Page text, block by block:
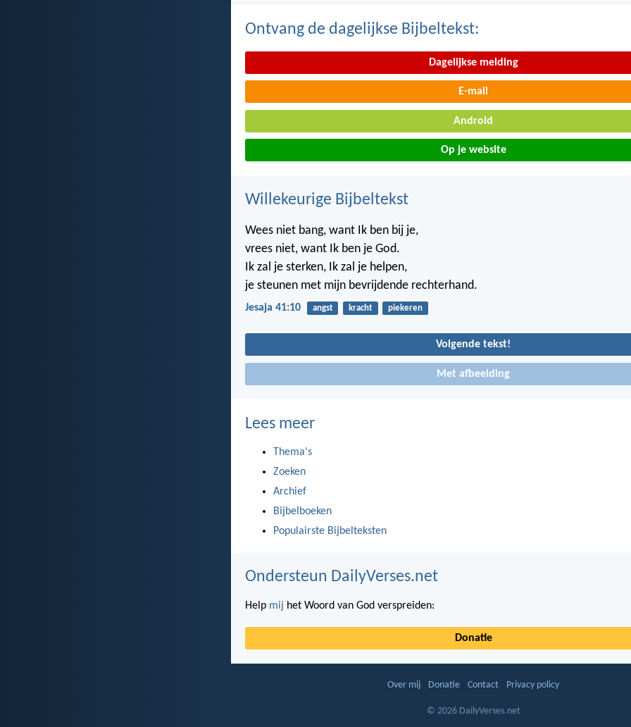
Ontvang de dagelijkse Bijbeltekst:
Dagelijkse melding
E-mail
Android
Op je website
Willekeurige Bijbeltekst
Wees niet bang, want Ik ben bij je,
vrees niet, want Ik ben je God.
Ik zal je sterken, Ik zal je helpen,
je steunen met mijn bevrijdende rechterhand.
Jesaja 41:10 angst kracht piekeren
Volgende tekst!
Met afbeelding
Lees meer
Thema's
Zoeken
Archief
Bijbelboeken
Populairste Bijbelteksten
Ondersteun DailyVerses.net
Help mij het Woord van God verspreiden:
Donatie
Over mij Donatie Contact Privacy policy
© 2026 DailyVerses.net